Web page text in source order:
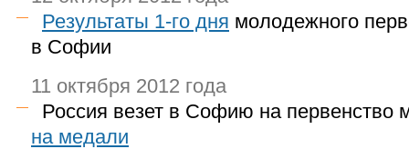
Результаты 1-го дня молодежного
в Софии
11 октября 2012 года
Россия везет в Софию на первенство
на медали